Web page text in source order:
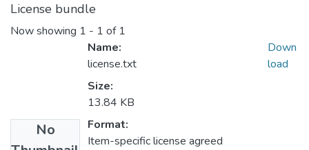
License bundle
Now showing 1 - 1 of 1
No
Name:
license.txt
Size:
13.84 KB
Format:
Item-specific license agreed
Down
load